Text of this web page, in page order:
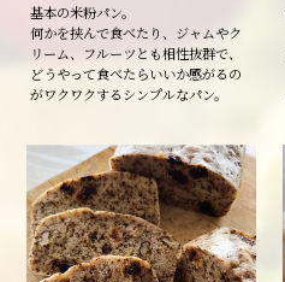
基本の米粉パン。
何かを挟んで食べたり、ジャムやク
リーム、フルーツとも相性抜群で、
どうやって食べたらいいか感がるの
がワクワクするシンプルなパン。